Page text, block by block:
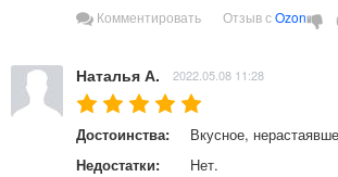
Комментировать Отзыв сOzon
Наталья А. 2022.05.08 11:28
Достоинства:
Вкусное,
Недостатки:
Нет.